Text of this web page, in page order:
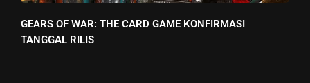
GEARS OF WAR: THE CARD GAME KONFIRMASI
TANGGAL RILIS